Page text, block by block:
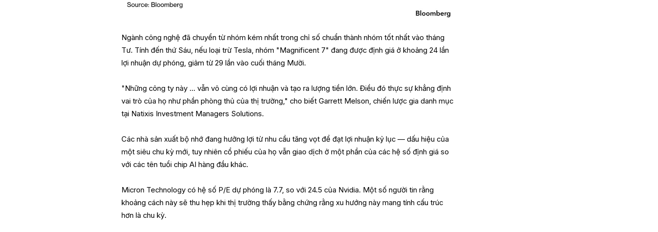
Ngành công nghệ đã chuyển từ nhóm kém nhất trong chỉ số chuẩn thành nhóm tốt nhất vào tháng
Tư. Tính đến thứ Sáu, nếu loại trừ Tesla, nhóm "Magnificent 7" đang được định giá ở khoảng 24 lần
lợi nhuận dự phóng, giảm từ 29 lần vào cuối tháng Mười.
"Những công ty này ... vẫn vô cùng có lợi nhuận và tạo ra lượng tiền lớn. Điều đó thực sự khẳng định
vai trò của họ như phần phòng thủ của thị trường," cho biết Garrett Melson, chiến lược gia danh mục
tại Natixis Investment Managers Solutions.
Các nhà sản xuất bộ nhớ đang hưởng lợi từ nhu cầu tăng vọt để đạt lợi nhuận kỷ lục — dấu hiệu của
một siêu chu kỳ mới, tuy nhiên cổ phiếu của họ vẫn giao dịch ở một phần của các hệ số định giá so
với các tên tuổi chip AI hàng đầu khác.
Micron Technology có hệ số P/E dự phóng là 7.7, so với 24.5 của Nvidia. Một số người tin rằng
khoảng cách này sẽ thu hẹp khi thị trường thấy bằng chứng rằng xu hướng này mang tính cấu trúc
hơn là chu kỳ.